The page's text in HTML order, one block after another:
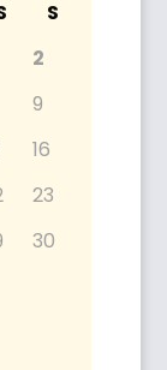
S
2
9
16
23
30